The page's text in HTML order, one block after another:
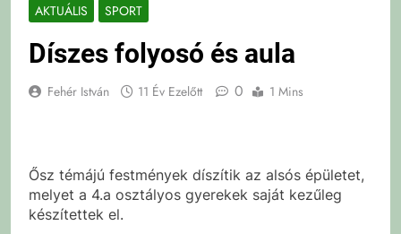
AKTUÁLIS SPORT
Díszes folyosó és aula
Fehér István 11 Év Ezelőtt 0 1 Mins
Ősz témájú festmények díszítik az alsós épületet,
melyet a 4.a osztályos gyerekek saját kezűleg
készítettek el.